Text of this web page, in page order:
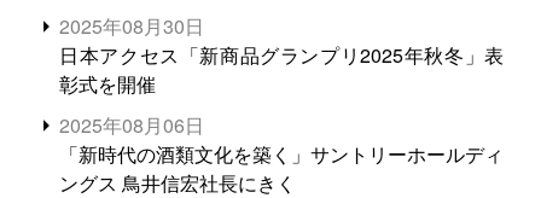
2025年08月30日
日本アクセス「新商品グランプリ2025年秋冬」表
彰式を開催
2025年08月06日
「新時代の酒類文化を築く」サントリーホールディ
ングス 鳥井信宏社長にきく